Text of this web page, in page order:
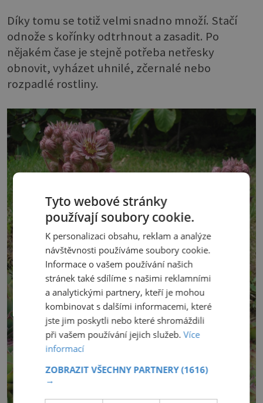
Díky tomu se totiž velmi snadno množí. Stačí
odnože s kořínky odtrhnout a zasadit. Po
nějakém čase je stejně potřeba netřesky
obnovit, vyházet uhnilé, zčernalé nebo
rozpadlé rostliny.
Tyto webové stránky
používají soubory cookie.
K personalizaci obsahu, reklam a analýze
návštěvnosti používáme soubory cookie.
Informace o vašem používání našich
stránek také sdílíme s našimi reklamními
a analytickými partnery, kteří je mohou
kombinovat s dalšími informacemi, které
jste jim poskytli nebo které shromáždili
při vašem používání jejich služeb.Více
informací
ZOBRAZIT VŠECHNY PARTNERY(1616)
→